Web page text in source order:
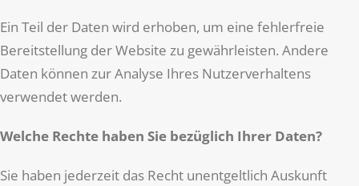
Ein Teil der Daten wird erhoben, um eine fehlerfreie
Bereitstellung der Website zu gewährleisten. Andere
Daten können zur Analyse Ihres Nutzerverhaltens
verwendet werden.
Welche Rechte haben Sie bezüglich Ihrer Daten?
Sie haben jederzeit das Recht unentgeltlich Auskunft